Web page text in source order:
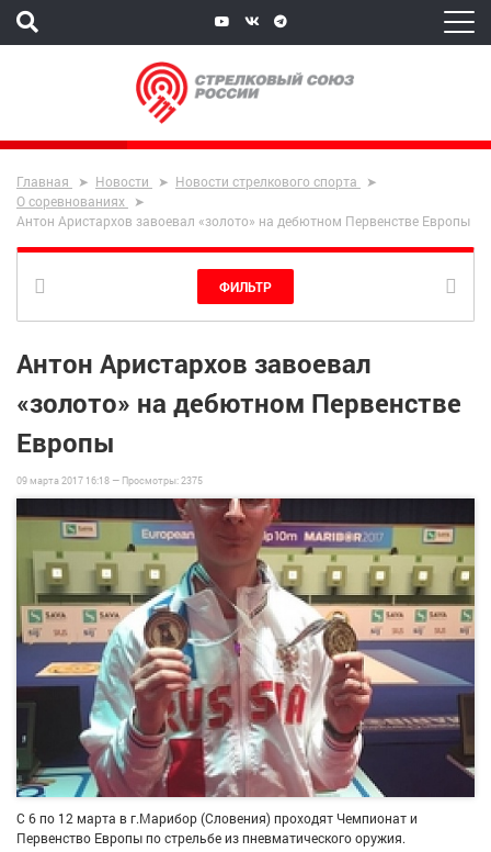
Главная Новости
Новости стрелкового спорта
О соревнованиях
Антон Аристархов завоевал «золото» на дебютном Первенстве Европы
ФИЛЬТР
Антон Аристархов завоевал
«золото» на дебютном Первенстве
Европы
09 марта 2017 16:18 — Просмотры:2375
С 6 по 12 марта в г.Марибор (Словения) проходят Чемпионат и
Первенство Европы по стрельбе из пневматического оружия.